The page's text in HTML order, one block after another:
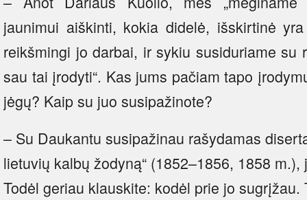
jaunimui aiškinti, kokia didelė, išskirtinė
reikšmingi jo darbai, ir sykiu susiduriame su
sau tai įrodyti“. Kas jums pačiam tapo
jėgų? Kaip su juo susipažinote?
– Su Daukantu susipažinau rašydamas
lietuvių kalbų žodyną“ (1852–1856, 1858
Todėl geriau klauskite: kodėl prie jo